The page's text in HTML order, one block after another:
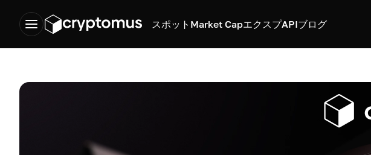
スポット Market CapエクスプAPIブログ